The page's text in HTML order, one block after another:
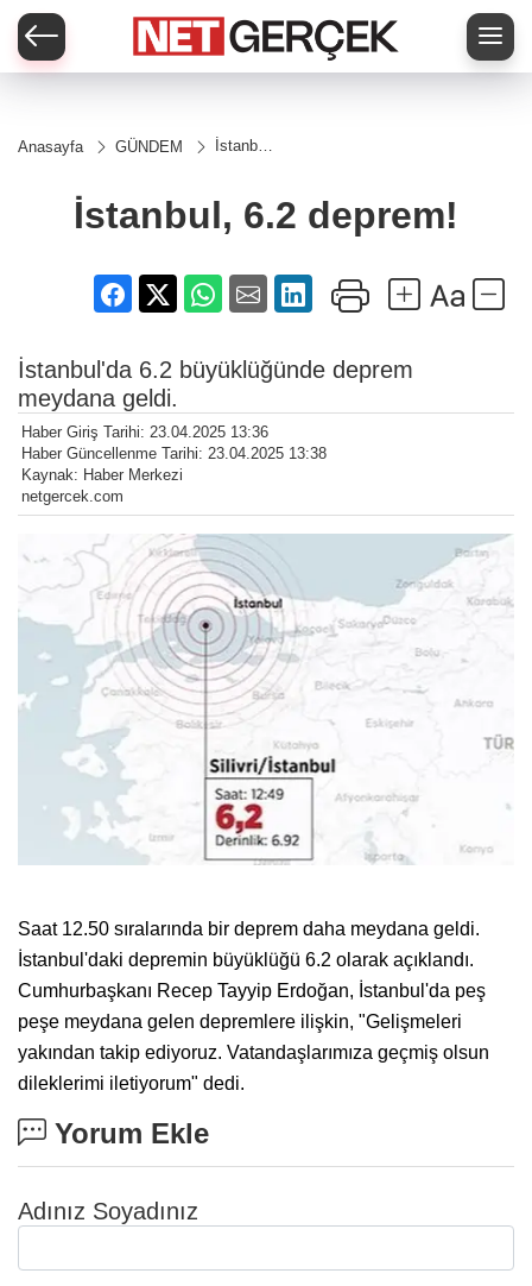
Anasayfa GÜNDEM
İstanbul,
İstanbul, 6.2 deprem!
İstanbul'da 6.2 büyüklüğünde deprem
meydana geldi.
Haber Giriş Tarihi: 23.04.2025 13:36
Haber Güncellenme Tarihi: 23.04.2025 13:38
Kaynak: Haber Merkezi
netgercek.com
Saat 12.50 sıralarında bir deprem daha meydana geldi.
İstanbul'daki depremin büyüklüğü 6.2 olarak açıklandı.
Cumhurbaşkanı Recep Tayyip Erdoğan, İstanbul'da peş
peşe meydana gelen depremlere ilişkin, "Gelişmeleri
yakından takip ediyoruz. Vatandaşlarımıza geçmiş olsun
dileklerimi iletiyorum" dedi.
Yorum Ekle
Adınız Soyadınız